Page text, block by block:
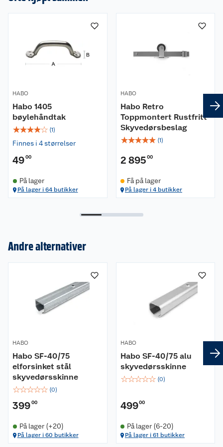
HABO
Habo 1405
bøylehåndtak
☆☆☆☆☆ (1)
Finnes i 4 størrelser
4900
På lager
På lager i 64 butikker
HABO
Habo Retro
Toppmontert Rustfritt
Skyvedørsbeslag
☆☆☆☆☆ (1)
2 895 00
Få på lager
På lager i 4 butikker
Andre alternativer
HABO
Habo SF-40/75
elforsinket stål
skyvedørsskinne
☆☆☆☆☆ (0)
39900
På lager (+20)
På lager i 60 butikker
HABO
Habo SF-40/75 alu
skyvedørsskinne
☆☆☆☆☆ (0)
49900
På lager (6-20)
På lager i 61 butikker
Butikker
Retur- og angrerett
Reklamasjon
Ofte stilte spørsmål
Leveringstid
Leie tilhenger
Om oss
Våre merkevarer
Kjøpsvilkår
Personvern
Cookies
Bærekraft
Lavprisløfte
Åpent kjøp
Retur av el-avfall
Hageinspirasjon
Oppussing med utemaling
Oppussing med innemaling
Et varmere hjem
Gulv